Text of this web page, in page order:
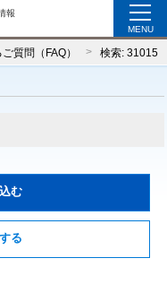
報
MENU
質問（FAQ） 検索: 31015
む
る